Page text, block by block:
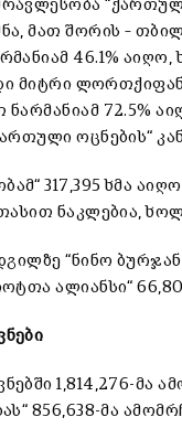
მათ შორის –
46.1%
მიტრი
72.5%
ოცნების“
317,395 ხმა
ნაკლებია,
“ნინო
ალიანსი“
1,814,276-მა
856,638-მა